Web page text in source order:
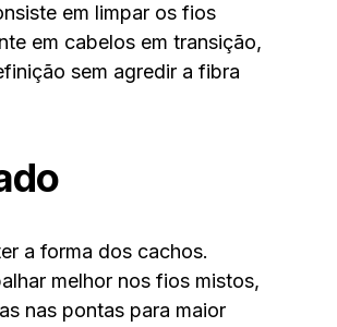
em limpar os fios
em cabelos em transição,
sem agredir a fibra
a forma dos cachos.
melhor nos fios mistos,
nas pontas para maior